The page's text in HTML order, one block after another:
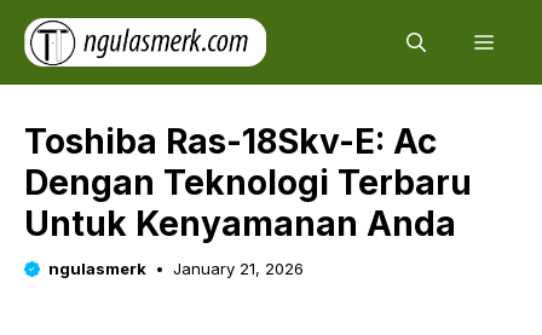
Skip
content
Toshiba Ras-18Skv-E: Ac
Dengan Teknologi Terbaru
Untuk Kenyamanan Anda
ngulasmerk January 21, 2026